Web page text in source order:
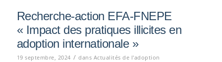
Recherche-action EFA-FNEPE
« Impact des pratiques illicites en
adoption internationale »
19 septembre, 2024 / dans Actualités de l'adoption